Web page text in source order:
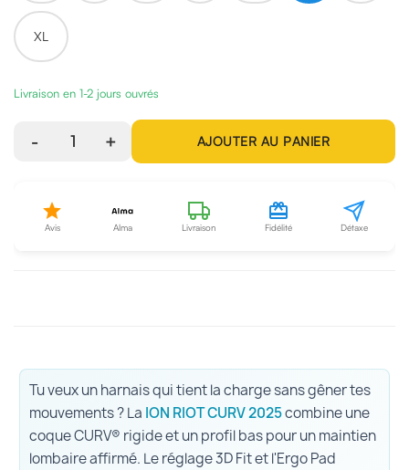
XL
Livraison en 1-2 jours ouvrés
- 1 + AJOUTER AU PANIER
Avis Alma Livraison Fidélité Détaxe
Tu veux un harnais qui tient la charge sans gêner tes
mouvements ? La ION RIOT CURV 2025combine une
coque CURV® rigide et un profil bas pour un maintien
lombaire affirmé. Le réglage 3D Fit et l'Ergo Pad